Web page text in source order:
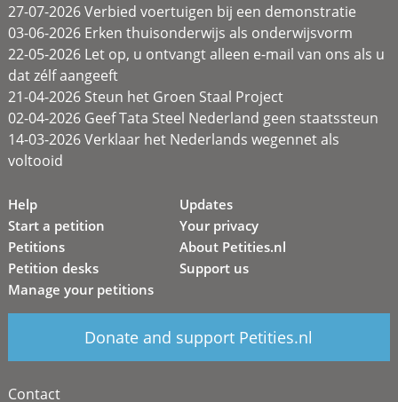
27-07-2026 Verbied voertuigen bij een demonstratie
03-06-2026 Erken thuisonderwijs als onderwijsvorm
22-05-2026 Let op, u ontvangt alleen e-mail van ons als u
dat zélf aangeeft
21-04-2026 Steun het Groen Staal Project
02-04-2026 Geef Tata Steel Nederland geen staatssteun
14-03-2026 Verklaar het Nederlands wegennet als
voltooid
Help
Start a petition
Petitions
Petition desks
Manage your petitions
Updates
Your privacy
About Petities.nl
Support us
Donate and support Petities.nl
Contact